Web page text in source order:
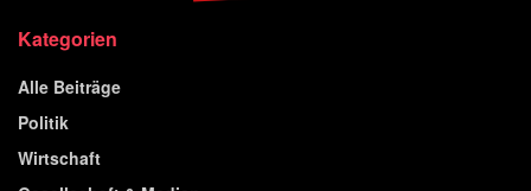
Kategorien
Alle Beiträge
Politik
Wirtschaft